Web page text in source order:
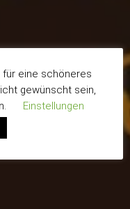
eine schöneres
gewünscht sein,
Einstellungen